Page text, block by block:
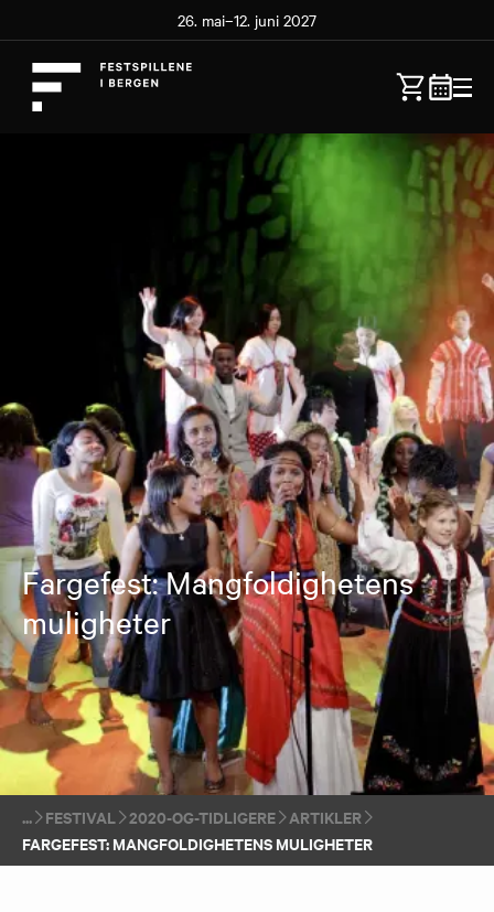
26. mai–12. juni 2027
Fargefest: Mangfoldighetens
muligheter
FESTIVAL 2020-OG-TIDLIGERE
ARTIKLER
FARGEFEST: MANGFOLDIGHETENS MULIGHETER